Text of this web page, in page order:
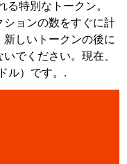
特別なトークン。
ョンの数をすぐに計
しいトークンの後に
でください。現在、
ル）です。.